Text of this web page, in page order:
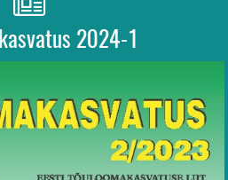
2024-1